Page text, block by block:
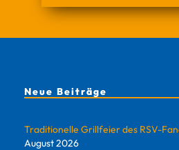
Neue Beiträge
Traditionelle Grillfeier des RSV-
August 2026